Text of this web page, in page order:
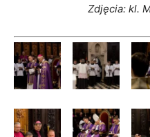
Zdjęcia: kl.